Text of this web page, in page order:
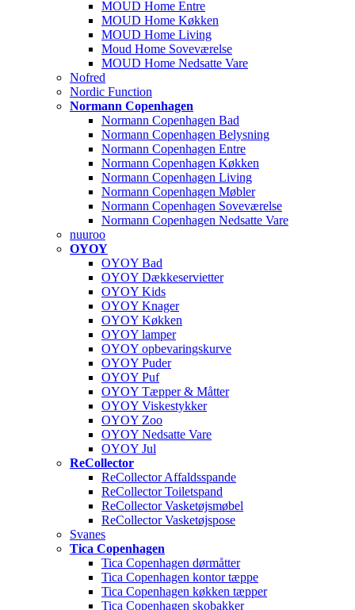
MOUD Home Entre
MOUD Home Køkken
MOUD Home Living
Moud Home Soveværelse
MOUD Home Nedsatte Vare
Nofred
Nordic Function
Normann Copenhagen
Normann Copenhagen Bad
Normann Copenhagen Belysning
Normann Copenhagen Entre
Normann Copenhagen Køkken
Normann Copenhagen Living
Normann Copenhagen Møbler
Normann Copenhagen Soveværelse
Normann Copenhagen Nedsatte Vare
nuuroo
OYOY
OYOY Bad
OYOY Dækkeservietter
OYOY Kids
OYOY Knager
OYOY Køkken
OYOY lamper
OYOY opbevaringskurve
OYOY Puder
OYOY Puf
OYOY Tæpper & Måtter
OYOY Viskestykker
OYOY Zoo
OYOY Nedsatte Vare
OYOY Jul
ReCollector
ReCollector Affaldsspande
ReCollector Toiletspand
ReCollector Vasketøjsmøbel
ReCollector Vasketøjspose
Svanes
Tica Copenhagen
Tica Copenhagen dørmåtter
Tica Copenhagen kontor tæppe
Tica Copenhagen køkken tæpper
Tica Copenhagen skobakker